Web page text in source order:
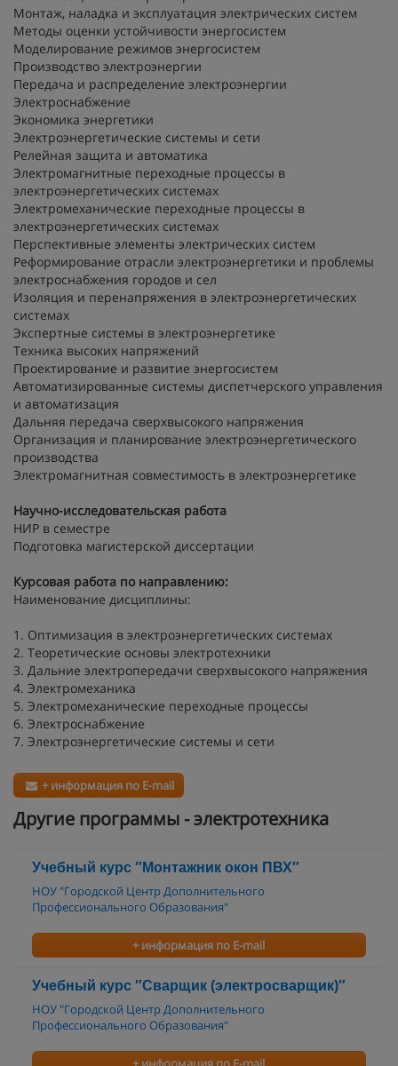
Монтаж, наладка и эксплуатация электрических систем
Методы оценки устойчивости энергосистем
Моделирование режимов энергосистем
Производство электроэнергии
Передача и распределение электроэнергии
Электроснабжение
Экономика энергетики
Электроэнергетические системы и сети
Релейная защита и автоматика
Электромагнитные переходные процессы в
электроэнергетических системах
Электромеханические переходные процессы в
электроэнергетических системах
Перспективные элементы электрических систем
Реформирование отрасли электроэнергетики и проблемы
электроснабжения городов и сел
Изоляция и перенапряжения в электроэнергетических
системах
Экспертные системы в электроэнергетике
Техника высоких напряжений
Проектирование и развитие энергосистем
Автоматизированные системы диспетчерского управления
и автоматизация
Дальняя передача сверхвысокого напряжения
Организация и планирование электроэнергетического
производства
Электромагнитная совместимость в электроэнергетике
Научно-исследовательская работа
НИР в семестре
Подготовка магистерской диссертации
Курсовая работа по направлению:
Наименование дисциплины:
1. Оптимизация в электроэнергетических системах
2. Теоретические основы электротехники
3. Дальние электропередачи сверхвысокого напряжения
4. Электромеханика
5. Электромеханические переходные процессы
6. Электроснабжение
7. Электроэнергетические системы и сети
+ информация по E-mail
Другие программы - электротехника
Учебный курс ″Монтажник окон ПВХ″
НОУ "Городской Центр Дополнительного
Профессионального Образования"
+ информация по E-mail
Учебный курс ″Сварщик (электросварщик)″
НОУ "Городской Центр Дополнительного
Профессионального Образования"